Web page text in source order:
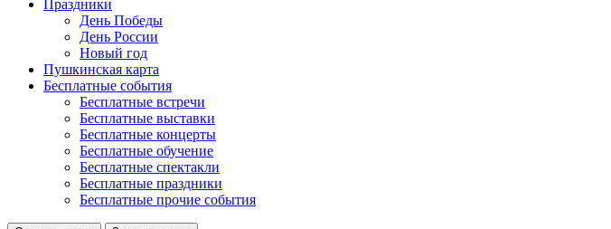
Праздники
День Победы
День России
Новый год
Пушкинская карта
Бесплатные события
Бесплатные встречи
Бесплатные выставки
Бесплатные концерты
Бесплатные обучение
Бесплатные спектакли
Бесплатные праздники
Бесплатные прочие события